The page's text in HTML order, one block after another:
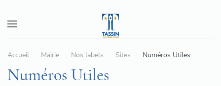
Accueil Mairie Nos labels Sites Numéros Utiles
Numéros Utiles